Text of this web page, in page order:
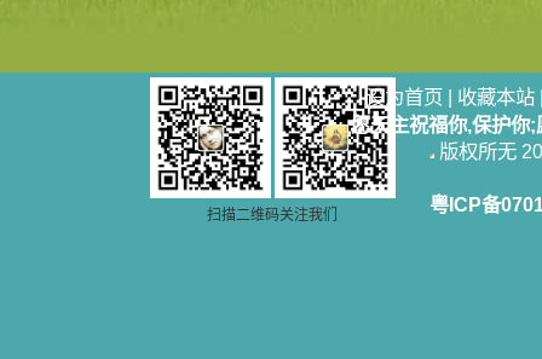
扫描二维码关注我们
设为首页 | 收藏本站
愿天主祝福你,保护你
版权所无
粤ICP备